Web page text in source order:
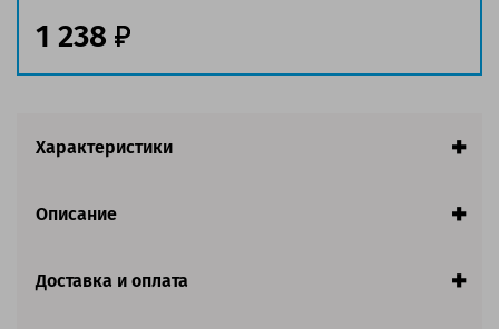
Страна:США
1 238
Характеристики
Описание
Доставка и оплата